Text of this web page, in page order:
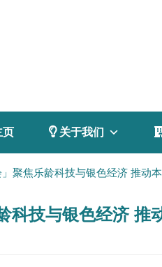
 关于我们
」聚焦乐龄科技与银色经济 推动
科技与银色经济